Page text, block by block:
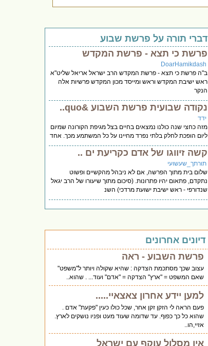
דברי תורה על פרשת שבוע
פרשת כי תצא - פרשת המקדש
DoarHamikdash
ב"ה פרשת כי תצא - פרשת המקדש הרב ישראל אריאל שליט"א
ראש ישיבת המקדש וראש ומייסד מכון המקדש פרשיות אלה
הנקר
נקודה שבועית פרשת השבוע &quo..
ידד
מזה כחצי שנה כולנו נמצאים בחיים בצל מגיפת הקורונה שמיום
ליום הופכת לחלק בלתי נפרד מחיינו על כל המשתמע מכך. אחד
קשה זיווגו של אדם כקריעת ים ..
תורתך_שעשועי
שלום בית מתוך הפרשה, אם לא ניבהל מהקשיים ופשוט
נתקדם, פתאום יהיו פתרונות. (סיכום מתוך שיעורו של הרב יגאל
שנדורפי - ראש ישיבת ישועת מרדכי) השנ
דיונים אחרונים
פרשת השבוע - ראה
עצוב שכך מסתכמת הצדקה : שהיא שקולה ויותר ל"משפט"
שאם המשפט = "ארץ" הצדקה = "אדם" ועוד... . שהוא..
למען יידע אחרון צאצאיי.....
פעם הראה לי הזקן זקן אחר, שכל כולו כעין "פקעת" אדם .
שהוא כל כך כפוף. עד שדומה שעוד מעט ופניו נושקים לארץ.
אזיי,הו..
אין מסלול עוקף עם ישראל